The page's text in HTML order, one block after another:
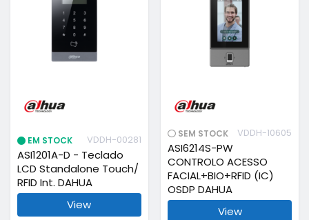
EM STOCK VDDH-00281
ASI1201A-D - Teclado
LCD Standalone Touch/
RFID Int. DAHUA
View
SEM STOCK VDDH-10605
ASI6214S-PW
CONTROLO ACESSO
FACIAL+BIO+RFID (IC)
OSDP DAHUA
View